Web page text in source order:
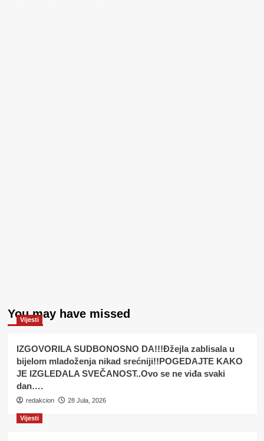
You may have missed
Vijesti
IZGOVORILA SUDBONOSNO DA!!!Đžejla zablisala u
bijelom mladoženja nikad srećniji!!POGEDAJTE KAKO
JE IZGLEDALA SVEČANOST..Ovo se ne viđa svaki
dan….
redakcion 28 Jula, 2026
Vijesti